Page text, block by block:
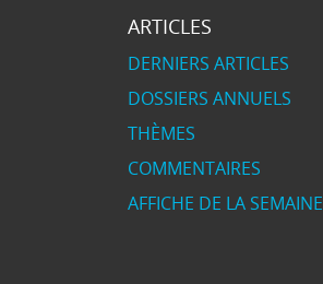
ARTICLES
DERNIERS ARTICLES
DOSSIERS ANNUELS
THÈMES
COMMENTAIRES
AFFICHE DE LA SEMAINE